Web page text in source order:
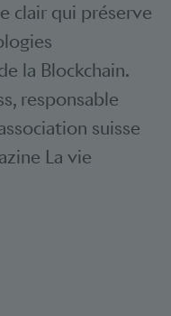
clair qui préserve
la Blockchain.
responsable
suisse
La vie